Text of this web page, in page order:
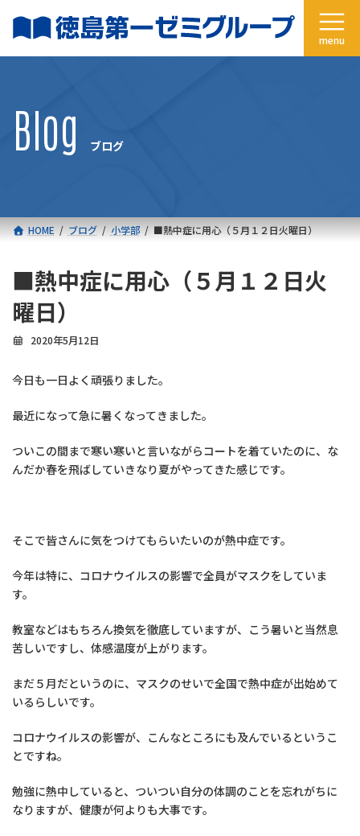
ン
ー
Blog ブログ
HOME ブログ 小学部 ■熱中症に用心（５月１２日火曜日）
■熱中症に用心（５月１２日火
曜日）
2020年5月12日
今日も一日よく頑張りました。
最近になって急に暑くなってきました。
ついこの間まで寒い寒いと言いながらコートを着ていたのに、な
んだか春を飛ばしていきなり夏がやってきた感じです。
そこで皆さんに気をつけてもらいたいのが熱中症です。
今年は特に、コロナウイルスの影響で全員がマスクをしていま
す。
教室などはもちろん換気を徹底していますが、こう暑いと当然息
苦しいですし、体感温度が上がります。
まだ５月だというのに、マスクのせいで全国で熱中症が出始めて
いるらしいです。
コロナウイルスの影響が、こんなところにも及んでいるというこ
とですね。
勉強に熱中していると、ついつい自分の体調のことを忘れがちに
なりますが、健康が何よりも大事です。